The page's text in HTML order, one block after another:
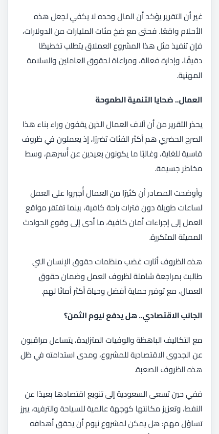
غير أن التقرير يؤكد أن المال وحده لا يكفي لجعل هذه
الأحلام واقعًا. فحتى مع ضخ مئات المليارات من الدولارات،
فإن تنفيذ مثل هذا المشروع العملاق يتطلب تخطيطًا
دقيقًا، وإدارة فعالة، ومراعاة لحقوق العاملين والسلامة
المهنية.
العمال.. ضحايا التنمية الطموحة
يحذر التقرير من أن آلاف العمال الذين يقفون وراء بناء هذا
الصرح الحضري هم أكثر الفئات تضررًا، إذ يعملون في ظروف
قاسية للغاية، وغالبًا ما يكونون بعيدين عن أُسرهم، وسط
مخاطر جسيمة.
وأوضحت المصادر أن كثيرًا من العمال أُجبروا على العمل
لساعات طويلة دون فترات راحة كافية، بينما تفتقر مواقع
العمل إلى إجراءات أمان كافية، ما أدى إلى وقوع الحوادث
المميتة المتكررة.
هذه الظروف أثارت غضب منظمات حقوق الإنسان التي
طالبت بمراجعة شاملة لظروف العمل وضمان حقوق
العمال، مع توفير حماية أفضل وحياة أكثر أمانًا لهم.
الجانب الاقتصادي.. هل يدفع نيوم الثمن؟
مع التكاليف الباهظة والوفيات المتزايدة، يتساءل مراقبون
عن الجدوى الاقتصادية للمشروع، ومدى استدامته في ظل
هذه الظروف الصعبة.
ففي حين تسعى السعودية إلى تنويع اقتصادها بعيدًا عن
النفط، وتعزيز مكانتها كوجهة عالمية للسياحة والترفيه، يبرز
تساؤل مهم: هل يمكن لمشروع نيوم أن يحقق أهدافه